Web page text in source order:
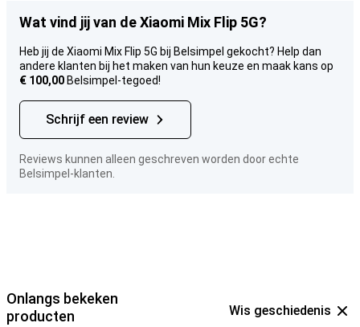
Wat vind jij van de Xiaomi Mix Flip 5G?
Heb jij de Xiaomi Mix Flip 5G bij Belsimpel gekocht? Help dan
andere klanten bij het maken van hun keuze en maak kans op
€ 100,00 Belsimpel-tegoed!
Schrijf een review
Reviews kunnen alleen geschreven worden door echte
Belsimpel-klanten.
Onlangs bekeken
producten
Wis geschiedenis